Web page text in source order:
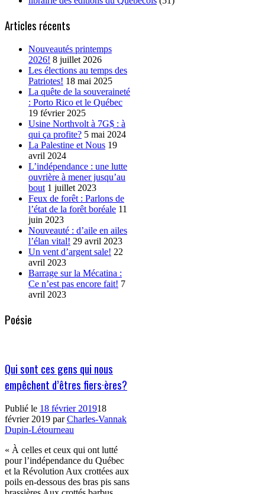
Articles récents
Nouveautés printemps
2026! 8 juillet 2026
Les élections au temps des
Patriotes! 18 mai 2025
La quête de la souveraineté
: Porto Rico et le Québec
19 février 2025
Usine Northvolt à 7G$ : à
qui ça profite? 5 mai 2024
La Palestine et Nous 19
avril 2024
L’indépendance : une lutte
ouvrière à mener jusqu’au
bout 1 juillet 2023
Feux de forêt : Parlons de
l’état de la forêt boréale 11
juin 2023
Nouveauté : d’aile en ailes
l’élan vital! 29 avril 2023
Un vent d’argent sale! 22
avril 2023
Barrage sur la Mécatina :
Ce n’est pas encore fait! 7
avril 2023
Poésie
Qui sont ces gens qui nous
empêchent d’êtres fiers·ères?
Publié le 18 février 201918
février 2019 parCharles-Vannak
Dupin-Létourneau
« À celles et ceux qui ont lutté
pour l’indépendance du Québec
et la Révolution Aux crottées aux
poils en-dessous des bras pis sans